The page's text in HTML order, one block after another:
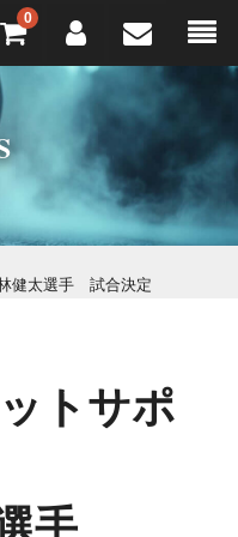
0
健太選手 試合決定
トサポ